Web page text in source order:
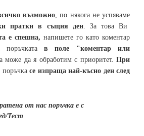
възможно, по някога не успяваме
пратки в същия ден. За това Ви
е спешна, напишете го като коментар
поръчкатав поле "коментар или
може да я обработим с приоритет. При
поръчка се изпраща най-късно ден след
от нас поръчка е с
Тест